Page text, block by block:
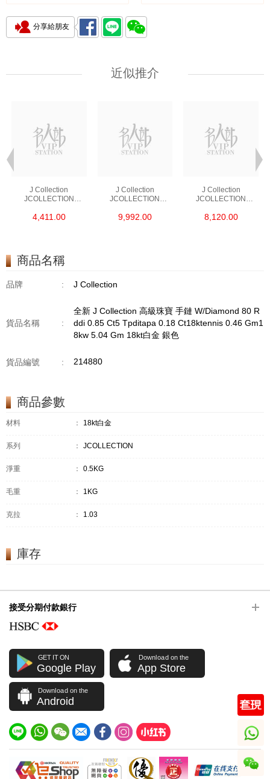
分享給朋友
近似推介
J Collection
JCOLLECTION
RDDI 0.48 CT18KR
4,411.00
J Collection
JCOLLECTION
RDDI 1.34 CT18KW
9,992.00
J Collection
JCOLLECTION
W/DIAMOND 7
8,120.00
商品名稱
品牌 : J Collection
貨品名稱 :
全新 J Collection 高級珠寶 手鏈 W/Diamond 80 R
ddi 0.85 Ct5 Tpditapa 0.18 Ct18ktennis 0.46 Gm1
8kw 5.04 Gm 18kt白金 銀色
貨品編號 : 214880
商品參數
材料 ： 18kt白金
系列 ： JCOLLECTION
淨重 ： 0.5KG
毛重 ： 1KG
克拉 ： 1.03
庫存
接受分期付款銀行
GET IT ON
Google Play
Download on the
App Store
Download on the
Android
whatsapp